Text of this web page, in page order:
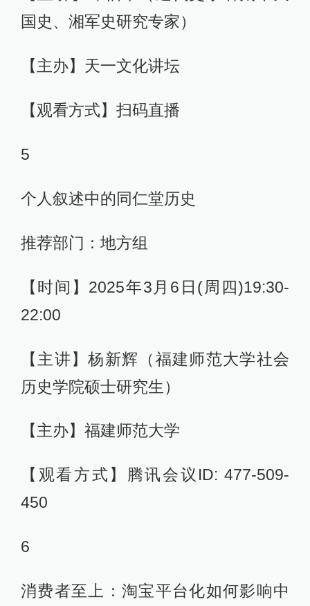
国史、湘军史研究专家）
【主办】天一文化讲坛
【观看方式】扫码直播
5
个人叙述中的同仁堂历史
推荐部门：地方组
【时间】2025年3月6日(周四)19:30-
22:00
【主讲】杨新辉（福建师范大学社会
历史学院硕士研究生）
【主办】福建师范大学
【观看方式】腾讯会议ID: 477-509-
450
6
消费者至上：淘宝平台化如何影响中